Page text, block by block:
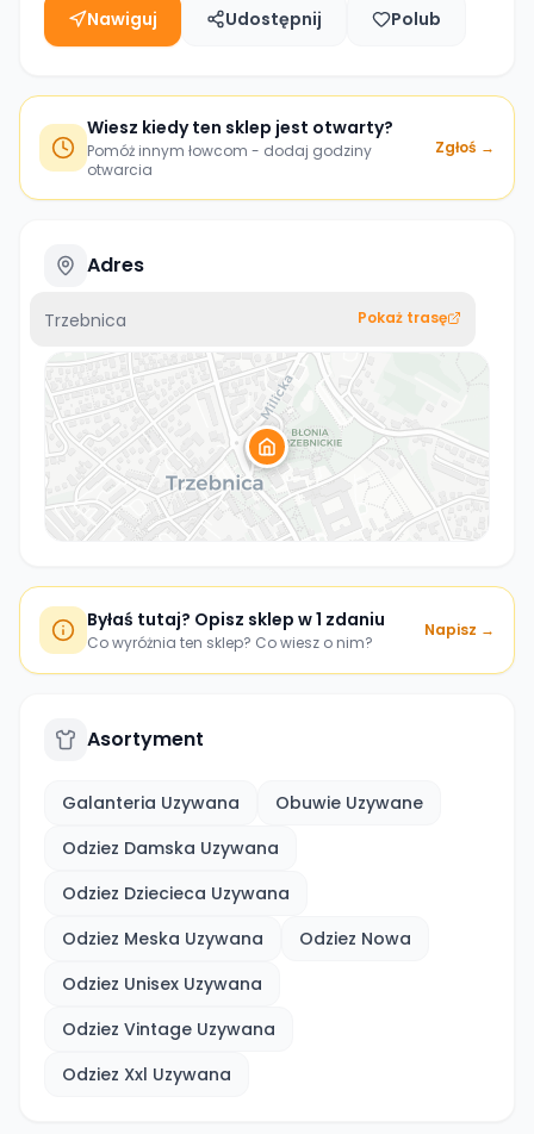
Nawiguj Udostępnij Polub
Wiesz kiedy ten sklep jest otwarty?
Pomóż innym łowcom - dodaj godziny
otwarcia
Zgłoś →
Adres
Trzebnica Pokaż trasę
Byłaś tutaj? Opisz sklep w 1 zdaniu
Co wyróżnia ten sklep? Co wiesz o nim?
Napisz →
Asortyment
Galanteria Uzywana
Obuwie Uzywane
Odziez Damska Uzywana
Odziez Dziecieca Uzywana
Odziez Meska Uzywana
Odziez Nowa
Odziez Unisex Uzywana
Odziez Vintage Uzywana
Odziez Xxl Uzywana